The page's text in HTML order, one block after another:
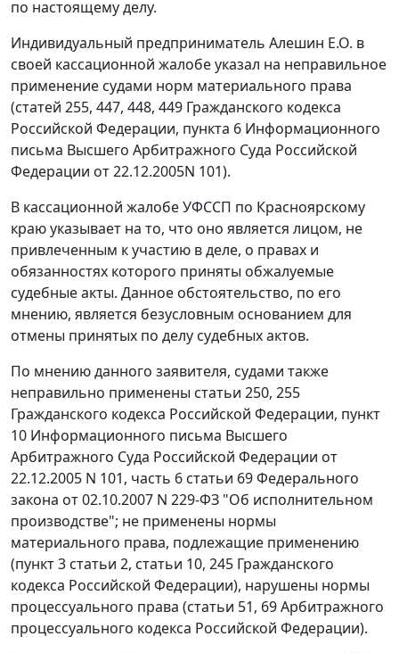
по настоящему делу.
Индивидуальный предприниматель Алешин Е.О. в
своей кассационной жалобе указал на неправильное
применение судами норм материального права
(статей 255, 447, 448, 449 Гражданского кодекса
Российской Федерации, пункта 6 Информационного
письма Высшего Арбитражного Суда Российской
Федерации от 22.12.2005N 101).
В кассационной жалобе УФССП по Красноярскому
краю указывает на то, что оно является лицом, не
привлеченным к участию в деле, о правах и
обязанностях которого приняты обжалуемые
судебные акты. Данное обстоятельство, по его
мнению, является безусловным основанием для
отмены принятых по делу судебных актов.
По мнению данного заявителя, судами также
неправильно применены статьи 250, 255
Гражданского кодекса Российской Федерации, пункт
10 Информационного письма Высшего
Арбитражного Суда Российской Федерации от
22.12.2005 N 101, часть 6 статьи 69Федерального
закона от 02.10.2007 N 229-ФЗ "Об исполнительном
производстве"; не применены нормы
материального права, подлежащие применению
(пункт 3 статьи 2, статьи 10, 245 Гражданского
кодекса Российской Федерации), нарушены нормы
процессуального права (статьи 51, 69Арбитражного
процессуального кодекса Российской Федерации).